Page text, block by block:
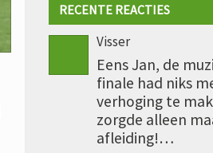
RECENTE REACTIES
Visser
Eens Jan, de
finale had niks
verhoging te
zorgde alleen
afleiding!…